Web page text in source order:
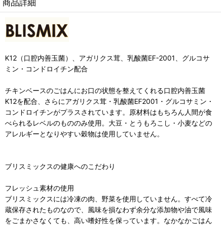
商品詳細
K12（口腔内善玉菌）、アガリクス茸、乳酸菌EF-2001、グルコサ
ミン・コンドロイチン配合
チキンベースのごはんにお口の状態を整えてくれる口腔内善玉菌
K12を配合、さらにアガリクス茸・乳酸菌EF2001・グルコサミン・
コンドロイチンがプラスされています。原材料はもちろん人間が食
べられるレベルのもののみ使用。大豆・とうもろこし・小麦などの
アレルギーとなりやすい穀物は使用していません。
ブリスミックスの健康へのこだわり
フレッシュ素材の使用
ブリスミックスには冷凍の肉、野菜を使用していません。すべて冷
蔵保存されたものなので、風味を損なわず余分な添加物や油で風味
をごまかさなくても、高い嗜好性を保っています。なかなかごはん